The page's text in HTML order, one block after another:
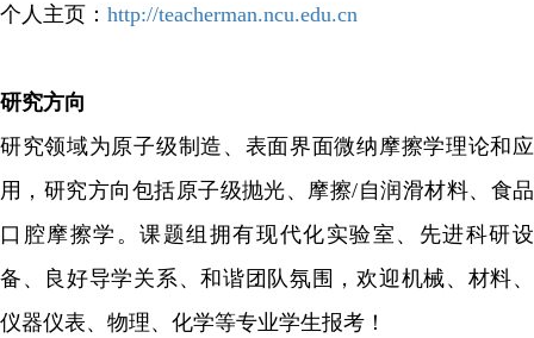
个人主页： http://teacherman.ncu.edu.cn
研究方向
研究领域为原子级制造、表面界面微纳摩擦学理论和应
用，研究方向包括原子级抛光、摩擦/自润滑材料、食品
口腔摩擦学。课题组拥有现代化实验室、先进科研设
备、良好导学关系、和谐团队氛围，欢迎机械、材料、
仪器仪表、物理、化学等专业学生报考！